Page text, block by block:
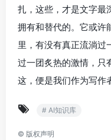
扎，这些，才是文字最
拥有和替代的。它或许
里，有没有真正流淌过
过一团炙热的激情，只
这，便是我们作为写作
# AI知识库
© 版权声明